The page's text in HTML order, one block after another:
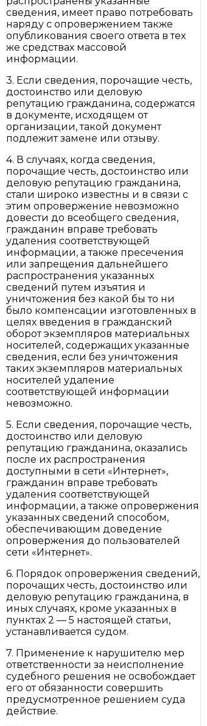
сведения, имеет право потребовать
наряду с опровержением также
опубликования своего ответа в тех
же средствах массовой
информации.
3. Если сведения, порочащие честь,
достоинство или деловую
репутацию гражданина, содержатся
в документе, исходящем от
организации, такой документ
подлежит замене или отзыву.
4. В случаях, когда сведения,
порочащие честь, достоинство или
деловую репутацию гражданина,
стали широко известны и в связи с
этим опровержение невозможно
довести до всеобщего сведения,
гражданин вправе требовать
удаления соответствующей
информации, а также пресечения
или запрещения дальнейшего
распространения указанных
сведений путем изъятия и
уничтожения без какой бы то ни
было компенсации изготовленных в
целях введения в гражданский
оборот экземпляров материальных
носителей, содержащих указанные
сведения, если без уничтожения
таких экземпляров материальных
носителей удаление
соответствующей информации
невозможно.
5. Если сведения, порочащие честь,
достоинство или деловую
репутацию гражданина, оказались
после их распространения
доступными в сети «Интернет»,
гражданин вправе требовать
удаления соответствующей
информации, а также опровержения
указанных сведений способом,
обеспечивающим доведение
опровержения до пользователей
сети «Интернет».
6. Порядок опровержения сведений,
порочащих честь, достоинство или
деловую репутацию гражданина, в
иных случаях, кроме указанных в
пунктах 2 — 5 настоящей статьи,
устанавливается судом.
7. Применение к нарушителю мер
ответственности за неисполнение
судебного решения не освобождает
его от обязанности совершить
предусмотренное решением суда
действие.